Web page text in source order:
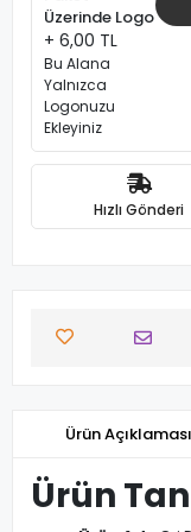
Üzerinde Logo
+ 6,00 TL
Bu Alana
Yalnızca
Logonuzu
Ekleyiniz
Hızlı Gönderi
Ürün Açıklaması
Ürün